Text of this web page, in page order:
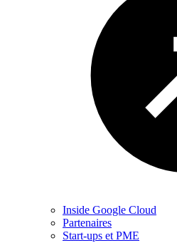
Inside Google Cloud
Partenaires
Start-ups et PME